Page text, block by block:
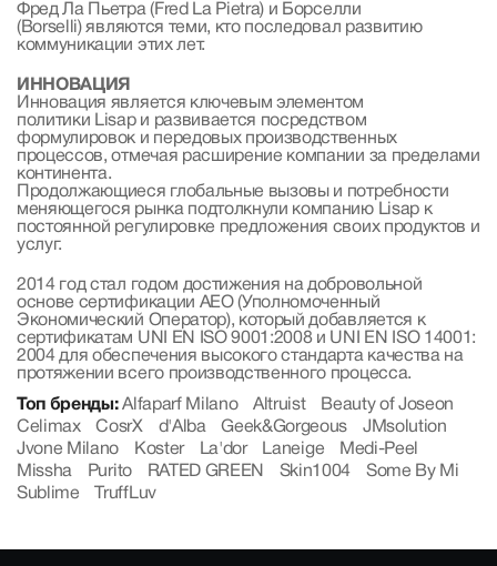
Фред Ла Пьетра (Fred La Pietra) и Борселли
(Borselli) являются теми, кто последовал развитию
коммуникации этих лет.
ИННОВАЦИЯ
Инновация является ключевым элементом
политики Lisap и развивается посредством
формулировок и передовых производственных
процессов, отмечая расширение компании за пределами
континента.
Продолжающиеся глобальные вызовы и потребности
меняющегося рынка подтолкнули компанию Lisap к
постоянной регулировке предложения своих продуктов и
услуг.
2014 год стал годом достижения на добровольной
основе сертификации AEO (Уполномоченный
Экономический Оператор), который добавляется к
сертификатам UNI EN ISO 9001:2008 и UNI EN ISO 14001:
2004 для обеспечения высокого стандарта качества на
протяжении всего производственного процесса.
Топ бренды: Alfaparf Milano Altruist
Beauty of Joseon
Celimax
CosrX d'Alba Geek&Gorgeous
JMsolution
Jvone Milano
Koster La'dor Laneige
Medi-Peel
Missha
Purito RATED GREEN Skin1004
Some By Mi
Sublime
TruffLuv